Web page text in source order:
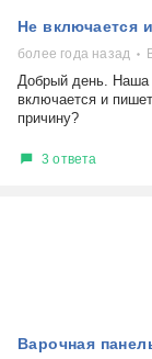
Не включается
более года назад
Добрый день. Наша
включается и
причину?
3 ответа
Варочная